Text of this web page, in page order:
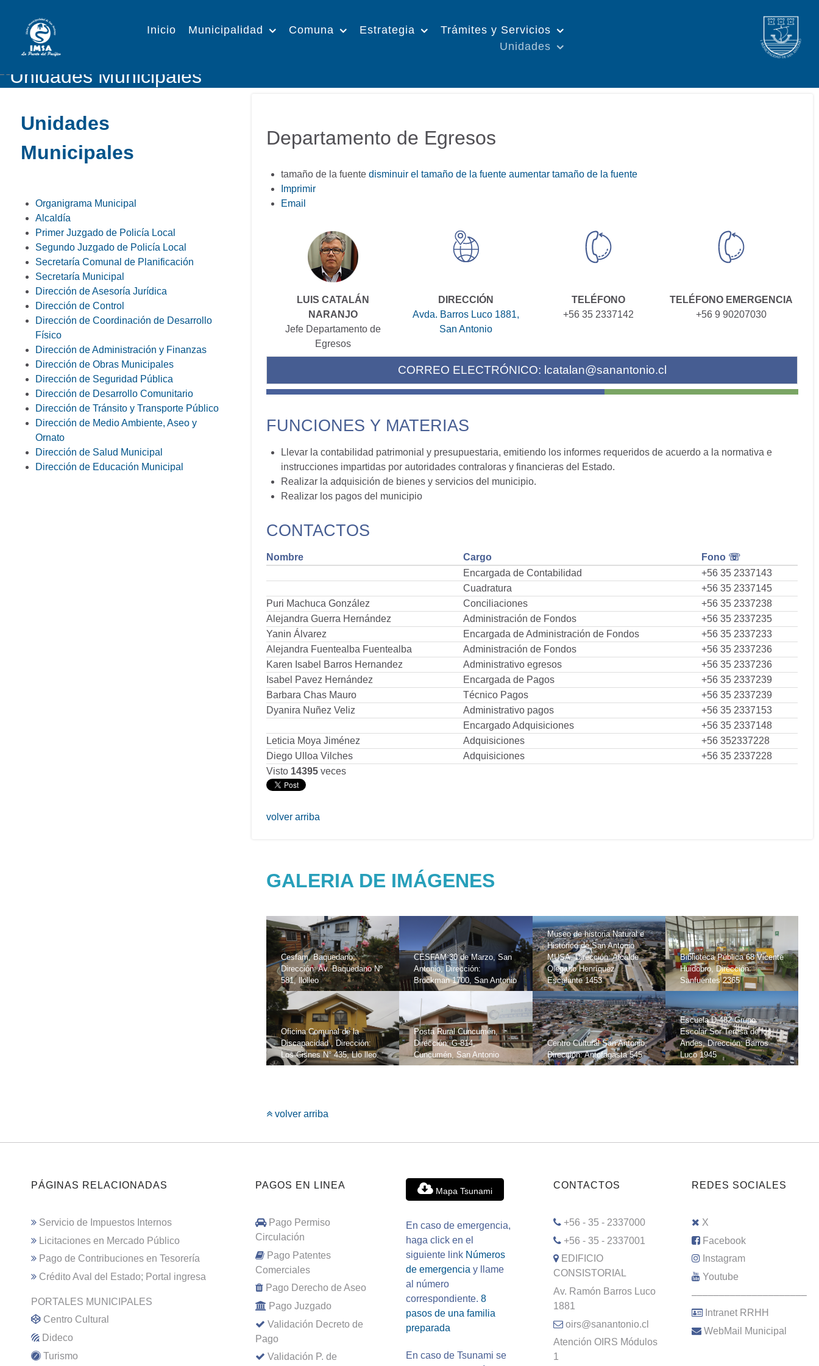
Inicio Municipalidad Comuna Estrategia
Trámites y Servicios
Unidades
Unidades
Municipales
Organigrama Municipal
Alcaldía
Primer Juzgado de Policía Local
Segundo Juzgado de Policía Local
Secretaría Comunal de Planificación
Secretaría Municipal
Dirección de Asesoría Jurídica
Dirección de Control
Dirección de Coordinación de Desarrollo
Físico
Dirección de Administración y Finanzas
Dirección de Obras Municipales
Dirección de Seguridad Pública
Dirección de Desarrollo Comunitario
Dirección de Tránsito y Transporte Público
Dirección de Medio Ambiente, Aseo y
Ornato
Dirección de Salud Municipal
Dirección de Educación Municipal
Departamento de Egresos
tamaño de la fuente disminuir el tamaño de la fuente aumentar tamaño de la fuente
Imprimir
Email
LUIS CATALÁN
NARANJO
Jefe Departamento de
Egresos
DIRECCIÓN
Avda. Barros Luco 1881,
San Antonio
TELÉFONO
+56 35 2337142
TELÉFONO EMERGENCIA
+56 9 90207030
CORREO ELECTRÓNICO: lcatalan@sanantonio.cl
FUNCIONES Y MATERIAS
Llevar la contabilidad patrimonial y presupuestaria, emitiendo los informes requeridos de acuerdo a la normativa e
instrucciones impartidas por autoridades contraloras y financieras del Estado.
Realizar la adquisición de bienes y servicios del municipio.
Realizar los pagos del municipio
CONTACTOS
Nombre Cargo
Fono ☏
Encargada de Contabilidad
+56 35 2337143
Cuadratura
+56 35 2337145
Puri Machuca González
Conciliaciones
+56 35 2337238
Alejandra Guerra Hernández
Administración de Fondos
+56 35 2337235
Yanin Álvarez
Encargada de Administración de Fondos
+56 35 2337233
Alejandra Fuentealba Fuentealba
Administración de Fondos
+56 35 2337236
Karen Isabel Barros Hernandez
Administrativo egresos
+56 35 2337236
Isabel Pavez Hernández
Encargada de Pagos
+56 35 2337239
Barbara Chas Mauro
Técnico Pagos
+56 35 2337239
Dyanira Nuñez Veliz
Administrativo pagos
+56 35 2337153
Encargado Adquisiciones
+56 35 2337148
Leticia Moya Jiménez
Adquisiciones
+56 352337228
Diego Ulloa Vilches
Adquisiciones
+56 35 2337228
Visto 14395 veces
volver arriba
GALERIA DE IMÁGENES
Cesfam, Baquedano;
Dirección: Av. Baquedano Nº
581, llolleo
Oficina Comunal de la
Discapacidad , Dirección:
Los Cisnes N° 435, Llo lleo.
CESFAM 30 de Marzo, San
Antonio, Dirección:
Brockman 1700, San Antonio
Posta Rural Cuncumén,
Dirección: G-814,
Cuncumén, San Antonio
Museo de historia Natural e
Histórico de San Antonio
MUSA, Dirección: Alcalde
Olegario Henríquez
Escalante 1453
Centro Cultural San Antonio,
Dirección: Antofagasta 545
Biblioteca Pública 68 Vicente
Huidobro, Dirección:
Sanfuentes 2365
Escuela D-482 Grupo
Escolar Sor Teresa de los
Andes, Dirección: Barros
Luco 1945
volver arriba
PÁGINAS RELACIONADAS
Servicio de Impuestos Internos
Licitaciones en Mercado Público
Pago de Contribuciones en Tesorería
Crédito Aval del Estado; Portal ingresa
PORTALES MUNICIPALES
Centro Cultural
Dideco
Turismo
PAGOS EN LINEA
Pago Permiso
Circulación
Pago Patentes
Comerciales
Pago Derecho de Aseo
Pago Juzgado
Validación Decreto de
Pago
Validación P. de
Mapa Tsunami
En caso de emergencia,
haga click en el
siguiente link Números
de emergencia y llame
al número
correspondiente. 8
pasos de una familia
preparada
En caso de Tsunami se
CONTACTOS
+56 - 35 - 2337000
+56 - 35 - 2337001
EDIFICIO
CONSISTORIAL
Av. Ramón Barros Luco
1881
oirs@sanantonio.cl
Atención OIRS Módulos
1
REDES SOCIALES
X
Facebook
Instagram
Youtube
–––––––––––––––––––––
Intranet RRHH
WebMail Municipal